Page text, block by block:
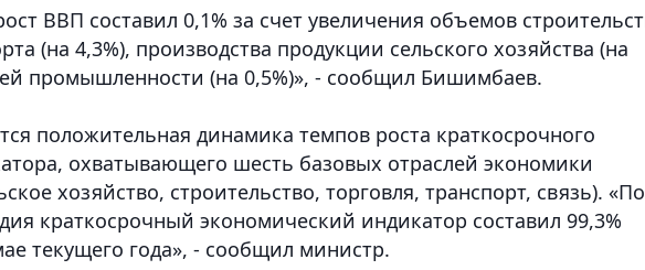
ВВП составил 0,1% за счет увеличения объемов
(на 4,3%), производства продукции сельского хозяйства (на
промышленности (на 0,5%)», - сообщил Бишимбаев.
положительная динамика темпов роста краткосрочного
охватывающего шесть базовых отраслей экономики
хозяйство, строительство, торговля, транспорт, связь). «По
краткосрочный экономический индикатор составил 99,3%
текущего года», - сообщил министр.